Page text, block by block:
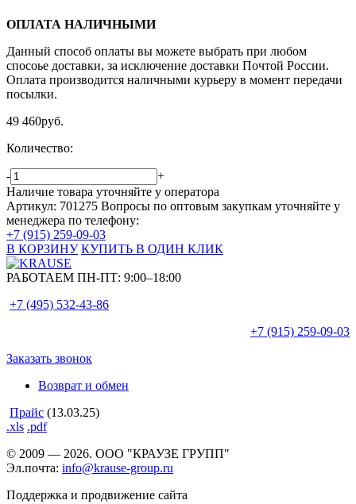
ОПЛАТА НАЛИЧНЫМИ
Данный способ оплаты вы можете выбрать при любом
спосоье доставки, за исключение доставки Почтой России.
Оплата производится наличными курьеру в момент передачи
посылки.
49 460руб.
Количество:
-
+
Наличие товара уточняйте у оператора
Артикул: 701275 Вопросы по оптовым закупкам уточняйте у
менеджера по телефону:
+7 (915) 259-09-03
В КОРЗИНУ КУПИТЬ В ОДИН КЛИК
РАБОТАЕМ ПН-ПТ: 9:00–18:00
+7 (495) 532-43-86
+7 (915) 259-09-03
Заказать звонок
Возврат и обмен
Прайс (13.03.25)
.xls .pdf
© 2009 — 2026. ООО "КРАУЗЕ ГРУПП"
Эл.почта: info@krause-group.ru
Поддержка и продвижение сайта